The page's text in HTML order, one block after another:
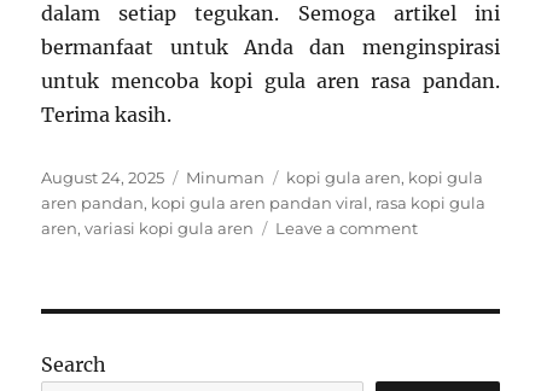
dalam setiap tegukan. Semoga artikel ini
bermanfaat untuk Anda dan menginspirasi
untuk mencoba kopi gula aren rasa pandan.
Terima kasih.
Posted
on
August 24, 2025 Categories
Minuman Tags
kopi gula aren, kopi gula
aren pandan, kopi gula aren pandan viral, rasa kopi gula
aren,variasi kopi gula aren Leave a commenton
Wangi
Search